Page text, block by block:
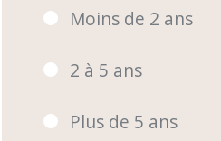
Moins de 2 ans
2 à 5 ans
Plus de 5 ans